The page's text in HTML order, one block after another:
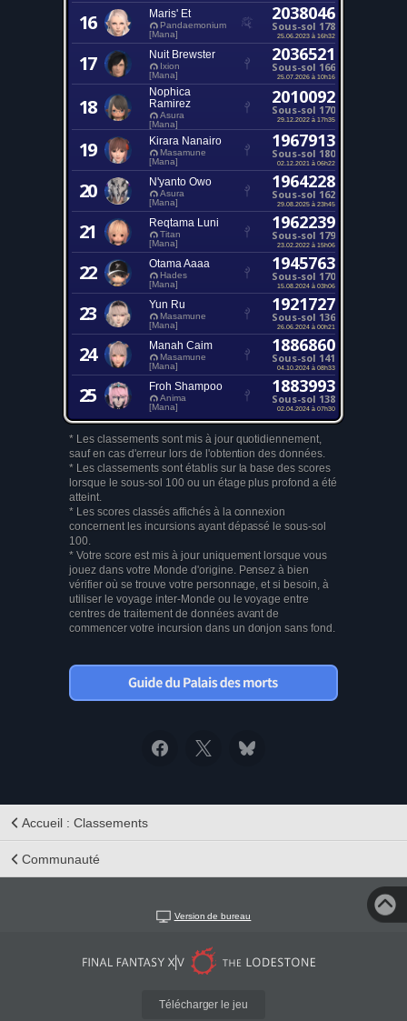
16 Maris' Et
Pandaemonium
[Mana]
2038046
Sous-sol 178
25.06.2023 à 16h32
17 Nuit Brewster
Ixion
[Mana]
2036521
Sous-sol 166
25.07.2026 à 10h16
18
Nophica
Ramirez
Asura
[Mana]
2010092
Sous-sol 170
29.12.2022 à 17h35
19 Kirara Nanairo
Masamune
[Mana]
1967913
Sous-sol 180
02.12.2021 à 06h22
20 N'yanto Owo
Asura
[Mana]
1964228
Sous-sol 162
29.08.2025 à 23h45
21 Reqtama Luni
Titan
[Mana]
1962239
Sous-sol 179
23.02.2022 à 15h06
22 Otama Aaaa
Hades
[Mana]
1945763
Sous-sol 170
15.08.2024 à 03h06
23 Yun Ru
Masamune
[Mana]
1921727
Sous-sol 136
26.06.2024 à 00h21
24 Manah Caim
Masamune
[Mana]
1886860
Sous-sol 141
04.10.2024 à 08h33
25 Froh Shampoo
Anima
[Mana]
1883993
Sous-sol 138
02.04.2024 à 07h30
* Les classements sont mis à jour quotidiennement,
sauf en cas d'erreur lors de l'obtention des données.
* Les classements sont établis sur la base des scores
lorsque le sous-sol 100 ou un étage plus profond a été
atteint.
* Les scores classés affichés à la connexion
concernent les incursions ayant dépassé le sous-sol
100.
* Votre score est mis à jour uniquement lorsque vous
jouez dans votre Monde d'origine. Pensez à bien
vérifier où se trouve votre personnage, et si besoin, à
utiliser le voyage inter-Monde ou le voyage entre
centres de traitement de données avant de
commencer votre incursion dans un donjon sans fond.
Accueil : Classements
Communauté
Version de bureau
Télécharger le jeu